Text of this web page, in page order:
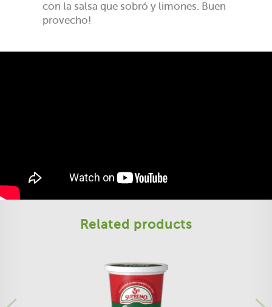
con la salsa que sobró y limones. Buen
provecho!
Related products